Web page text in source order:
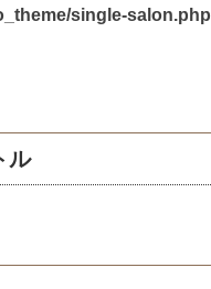
single-salon.php
ル